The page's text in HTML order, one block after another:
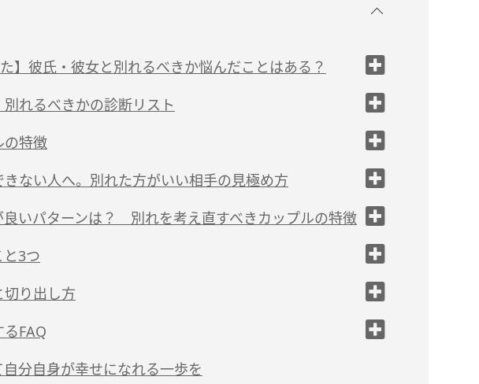
た】彼氏・彼女と別れるべきか悩んだことはある？
だ」のはどうして？
れるべきかの診断リスト
の特徴
てない・大切にされない
ハラなどの問題がある
そも成立しない
ない人へ。別れた方がいい相手の見極め方
め方
め方
るべき？
良いパターンは？ 別れを考え直すべきカップルの特徴
関係悪化につながっている
て別れを意識している
る
3つ
時間と環境をつくってみる
情の理由を深掘りする
合は「行為」と「感情」に分ける
り出し方
事にする
FAQ
好きなのに別れたい気持ちが出てくるのはおかしい？
分自身が幸せになれる一歩を